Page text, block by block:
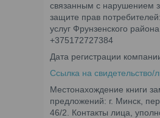
связанным с нарушением
защите прав
услуг Фрунзенского
+375172727384
Дата регистрации
Ссылка на свидетельство/
Местонахождение книги
предложений: г. Минск,
46/2. Контакты лица,